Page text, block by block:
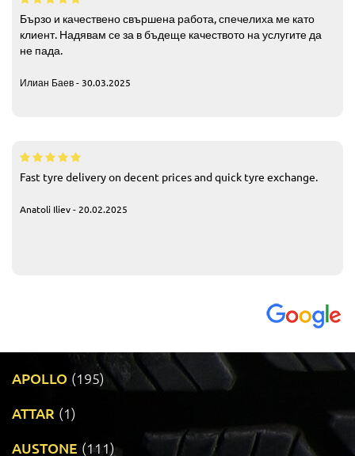
Бързо и качествено свършена работа, спечелиха ме като
клиент. Надявам се за в бъдеще качеството на услугите да
не пада.
Илиан Баев - 30.03.2025
Fast tyre delivery on decent prices and quick tyre exchange.
Anatoli Iliev - 20.02.2025
APOLLO (195)
ATTAR (1)
AUSTONE (111)